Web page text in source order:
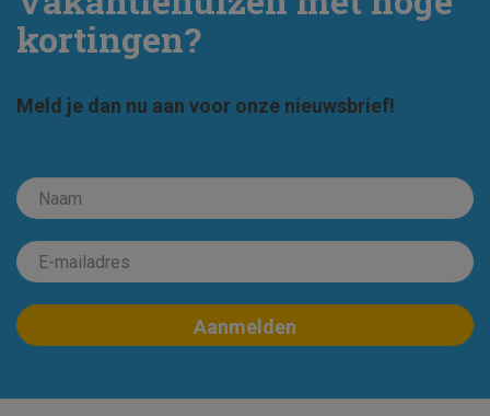
kortingen?
Meld je dan nu aan voor onze nieuwsbrief!